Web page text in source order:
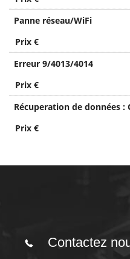
Panne réseau/WiFi
Prix €
Erreur 9/4013/4014
Prix €
Récuperation de données :
Prix €
Contactez